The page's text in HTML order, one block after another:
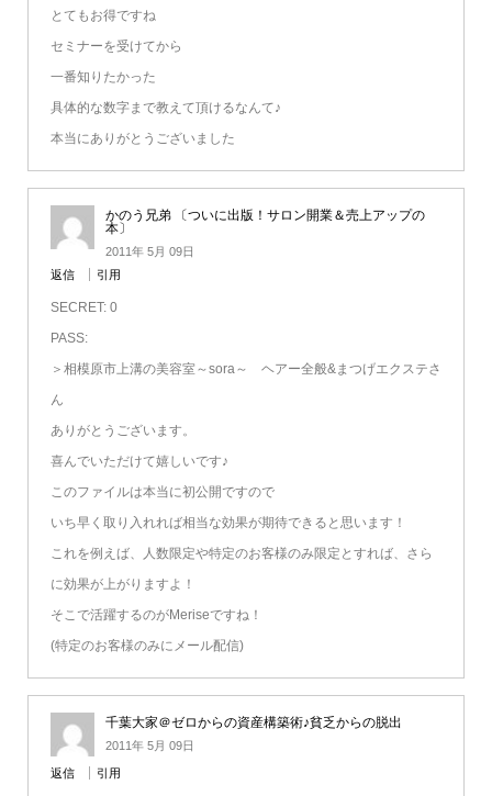
とてもお得ですね
セミナーを受けてから
一番知りたかった
具体的な数字まで教えて頂けるなんて♪
本当にありがとうございました
かのう兄弟 〔ついに出版！サロン開業＆売上アップの
本〕
2011年 5月 09日
返信
引用
SECRET: 0
PASS:
＞相模原市上溝の美容室～sora～ ヘアー全般&まつげエクステさ
ん
ありがとうございます。
喜んでいただけて嬉しいです♪
このファイルは本当に初公開ですので
いち早く取り入れれば相当な効果が期待できると思います！
これを例えば、人数限定や特定のお客様のみ限定とすれば、さら
に効果が上がりますよ！
そこで活躍するのがMeriseですね！
(特定のお客様のみにメール配信)
千葉大家＠ゼロからの資産構築術♪貧乏からの脱出
2011年 5月 09日
返信 引用